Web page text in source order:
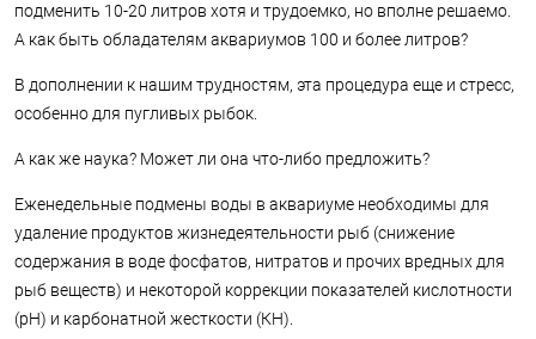
подменить 10-20 литров хотя и трудоемко, но вполне решаемо.
А как быть обладателям аквариумов 100 и более литров?
В дополнении к нашим трудностям, эта процедура еще и стресс,
особенно для пугливых рыбок.
А как же наука? Может ли она что-либо предложить?
Еженедельные подмены воды в аквариуме необходимы для
удаление продуктов жизнедеятельности рыб (снижение
содержания в воде фосфатов, нитратов и прочих вредных для
рыб веществ) и некоторой коррекции показателей кислотности
(pH) и карбонатной жесткости (КН).